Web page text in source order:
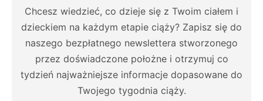
Chcesz wiedzieć, co dzieje się z Twoim ciałem i
dzieckiem na każdym etapie ciąży? Zapisz się do
naszego bezpłatnego newslettera stworzonego
przez doświadczone położne i otrzymuj co
tydzień najważniejsze informacje dopasowane do
Twojego tygodnia ciąży.